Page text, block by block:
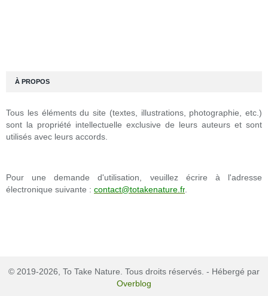
À PROPOS
Tous les éléments du site (textes, illustrations, photographie, etc.)
sont la propriété intellectuelle exclusive de leurs auteurs et sont
utilisés avec leurs accords.
Pour une demande d'utilisation, veuillez écrire à l'adresse
électronique suivante : contact@totakenature.fr.
© 2019-2026, To Take Nature. Tous droits réservés. - Hébergé par
Overblog